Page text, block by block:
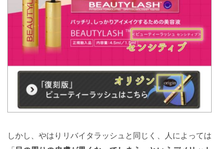
しかし、やはりリバイタラッシュと同じく、人によっては